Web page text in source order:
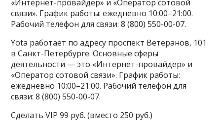
«Интернет-провайдер» и «Оператор сотовой
связи». График работы: ежедневно 10:00–21:00.
Рабочий телефон для связи: 8 (800) 550-00-07.
Yota работает по адресу проспект Ветеранов, 101
в Санкт-Петербурге. Основные сферы
деятельности — это «Интернет-провайдер» и
«Оператор сотовой связи». График работы:
ежедневно 10:00–21:00. Рабочий телефон для
связи: 8 (800) 550-00-07.
Сделать VIP 99 руб. (вместо 250 руб.)